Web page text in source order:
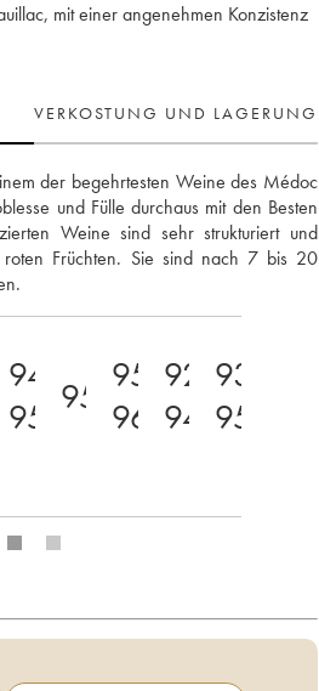
mit einer angenehmen Konzistenz
VERKOSTUNG UND LAGERUNG
der begehrtesten Weine des Médoc
und Fülle durchaus mit den Besten
Weine sind sehr strukturiert und
Früchten. Sie sind nach 7 bis 20
94-
95
95
95-
96
92-
94
93-
95